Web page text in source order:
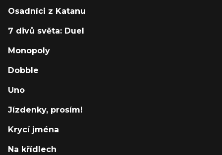
Osadníci z Katanu
7 divů světa: Duel
Monopoly
Dobble
Uno
Jízdenky, prosím!
Krycí jména
Na křídlech